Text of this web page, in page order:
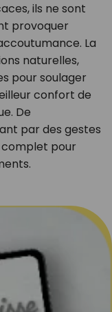
ils ne sont
provoquer
La
naturelles,
pour soulager
confort de
De
par des gestes
complet pour